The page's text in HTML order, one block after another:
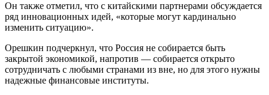
Он также отметил, что с китайскими партнерами обсуждается
ряд инновационных идей, «которые могут кардинально
изменить ситуацию».
Орешкин подчеркнул, что Россия не собирается быть
закрытой экономикой, напротив — собирается открыто
сотрудничать с любыми странами из вне, но для этого нужны
надежные финансовые институты.